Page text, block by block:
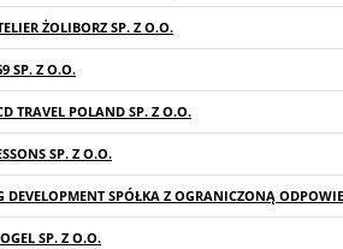
ŻOLIBORZ SP. Z O.O.
SP. Z O.O.
TRAVEL POLAND SP. Z O.O.
SP. Z O.O.
DEVELOPMENT SPÓŁKA Z OGRANICZONĄ
SP. Z O.O.